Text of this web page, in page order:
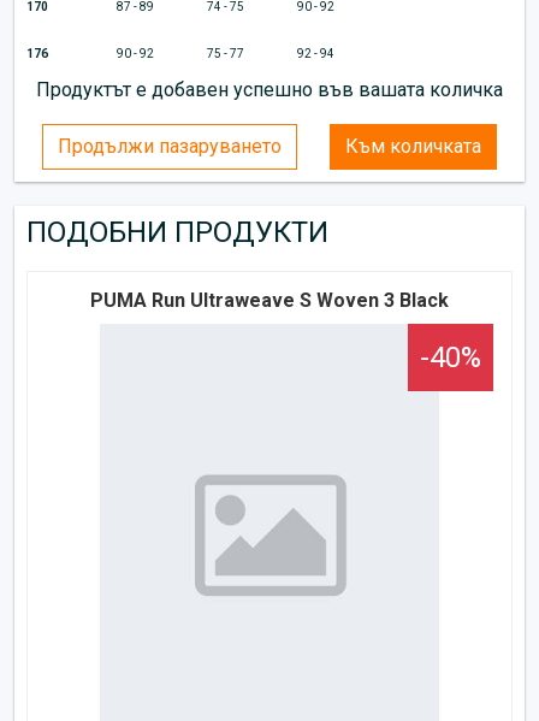
170 87 - 89 74 - 75 90 - 92
176 90 - 92 75 - 77 92 - 94
Продуктът е добавен успешно във вашата количка
Продължи пазаруването Към количката
ПОДОБНИ ПРОДУКТИ
PUMA Run Ultraweave S Woven 3 Black
-40%